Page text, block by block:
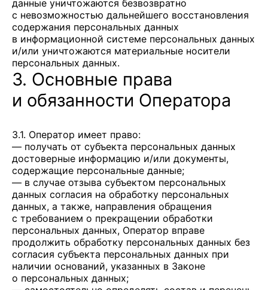
данные уничтожаются безвозвратно
с невозможностью дальнейшего восстановления
содержания персональных данных
в информационной системе персональных данных
и/или уничтожаются материальные носители
персональных данных.
3. Основные права
и обязанности Оператора
3.1. Оператор имеет право:
— получать от субъекта персональных данных
достоверные информацию и/или документы,
содержащие персональные данные;
— в случае отзыва субъектом персональных
данных согласия на обработку персональных
данных, а также, направления обращения
с требованием о прекращении обработки
персональных данных, Оператор вправе
продолжить обработку персональных данных без
согласия субъекта персональных данных при
наличии оснований, указанных в Законе
о персональных данных;